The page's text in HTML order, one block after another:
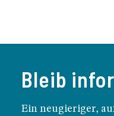
Bleib
Ein neugieriger,